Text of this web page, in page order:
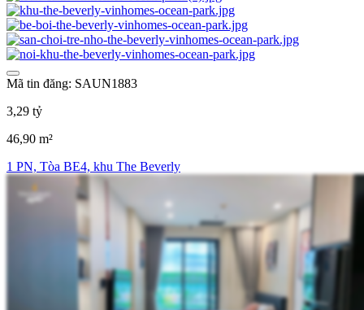
Mã tin đăng: SAUN1883
3,29 tỷ
46,90 m²
1 PN, Tòa BE4, khu The Beverly